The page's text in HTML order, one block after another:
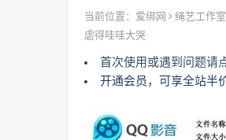
当前位置： 爱绑网 绳艺工作室
虐得哇哇大哭
首次使用或遇到问题请
开通会员，可享全站半